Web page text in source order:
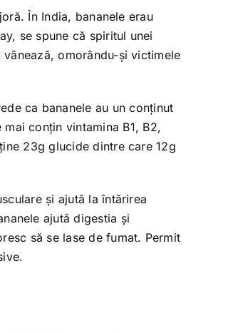
În India, bananele erau
se spune că spiritul unei
omorându-și victimele
ca bananele au un conținut
conțin vintamina B1, B2,
23g glucide dintre care 12g
și ajută la întărirea
ajută digestia și
să se lase de fumat. Permit